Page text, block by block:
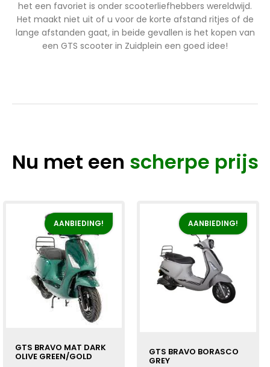
het een favoriet is onder scooterliefhebbers wereldwijd.
Het maakt niet uit of u voor de korte afstand ritjes of de
lange afstanden gaat, in beide gevallen is het kopen van
een GTS scooter in Zuidplein een goed idee!
Nu met een scherpe prijs
AANBIEDING!
GTS BRAVO MAT DARK
OLIVE GREEN/GOLD
AANBIEDING!
GTS BRAVO BORASCO
GREY